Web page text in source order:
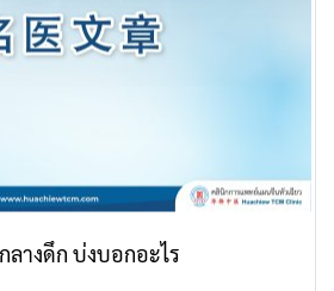
ลางดึก บ่งบอกอะไร